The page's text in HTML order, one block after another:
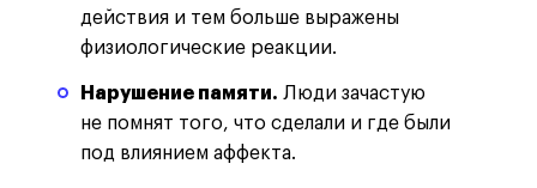
действия и тем больше выражены
физиологические реакции.
Нарушение памяти. Люди зачастую
не помнят того, что сделали и где были
под влиянием аффекта.